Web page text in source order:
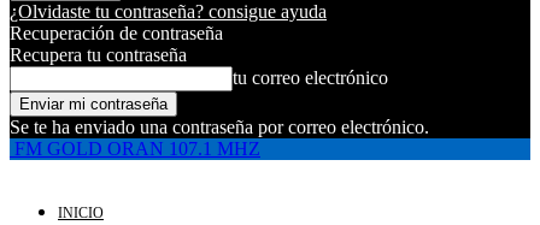
¿Olvidaste tu contraseña? consigue ayuda
Recuperación de contraseña
Recupera tu contraseña
tu correo electrónico
Se te ha enviado una contraseña por correo electrónico.
FM GOLD ORAN 107.1 MHZ
INICIO